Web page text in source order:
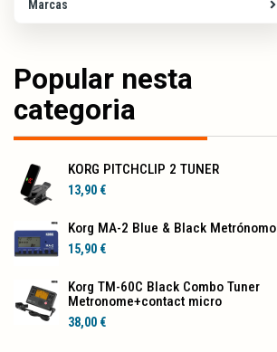
Marcas
Popular nesta
categoria
KORG PITCHCLIP 2 TUNER
13,90 €
Korg MA-2 Blue & Black Metrónomo
15,90 €
Korg TM-60C Black Combo Tuner
Metronome+contact micro
38,00 €